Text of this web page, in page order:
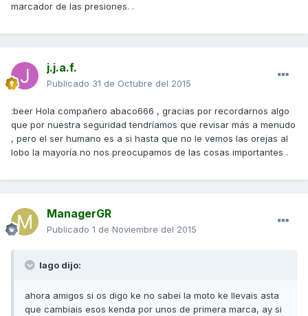
marcador de las presiones. .
j.j.a.f.
Publicado 31 de Octubre del 2015
:beer Hola compañero abaco666 , gracias por recordarnos algo
que por nuestra seguridad tendríamos que revisar más a menudo
, pero el ser humano es a si hasta que no le vemos las orejas al
lobo la mayoría no nos preocupamos de las cosas importantes .
ManagerGR
Publicado 1 de Noviembre del 2015
lago dijo:
ahora amigos si os digo ke no sabei la moto ke llevais asta
que cambiais esos kenda por unos de primera marca, ay si